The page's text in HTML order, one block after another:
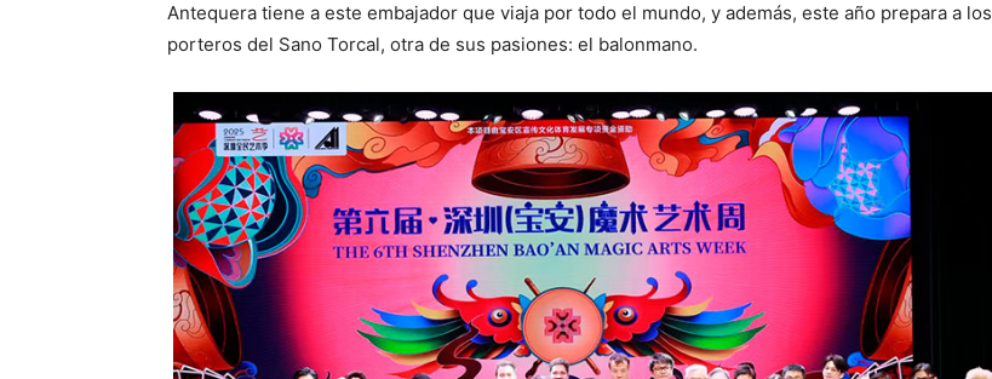
Antequera tiene a este embajador que viaja por todo el mundo, y además, este año prepara a los
porteros del Sano Torcal, otra de sus pasiones: el balonmano.